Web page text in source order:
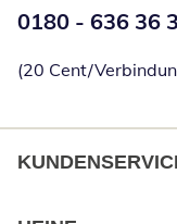
0180 - 636 36
(20 Cent/